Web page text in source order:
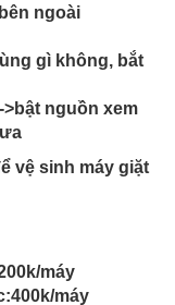
ngoài
gì không, bắt
>bật nguồn xem
vệ sinh máy giặt
máy
máy